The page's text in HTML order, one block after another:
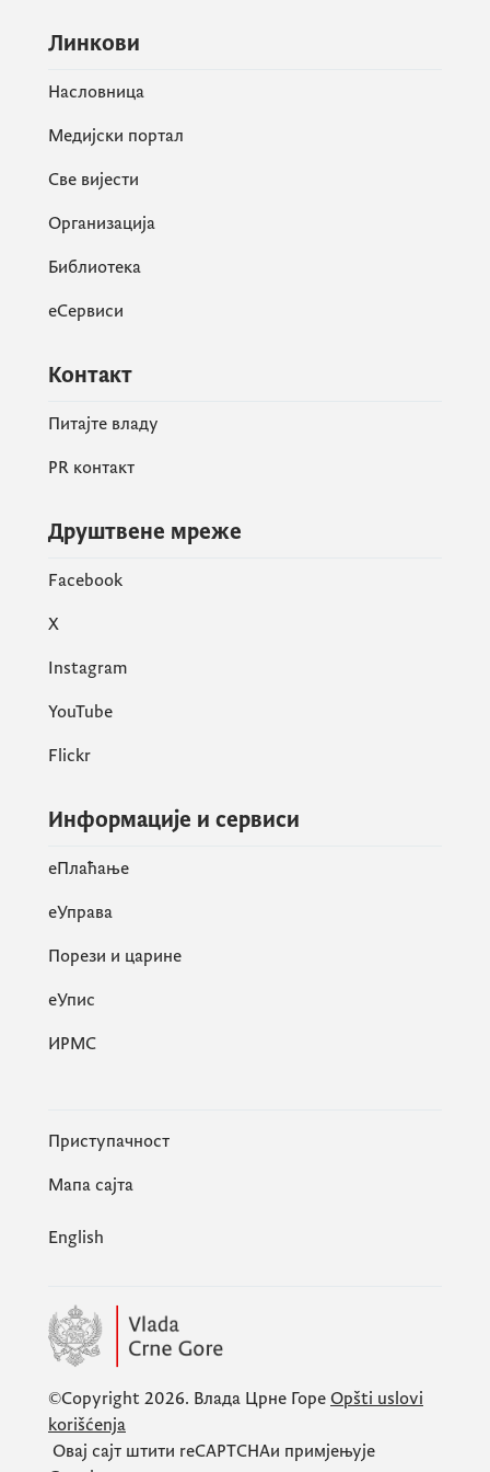
наредна чланица Европске уније“,
Линкови
Насловница
Медијски портал
Све вијести
Организација
Библиотека
еСервиси
Контакт
Питајте владу
PR контакт
Друштвене мреже
Facebook
X
Instagram
YouTube
Flickr
Информације и сервиси
eПлаћање
еУправа
Порези и царине
eУпис
ИРМС
Приступачност
Мапа сајта
English
©Copyright 2026. Влада Црне Горе Opšti uslovi
korišćenja
Овај сајт штити reCAPTCHAи примјењује